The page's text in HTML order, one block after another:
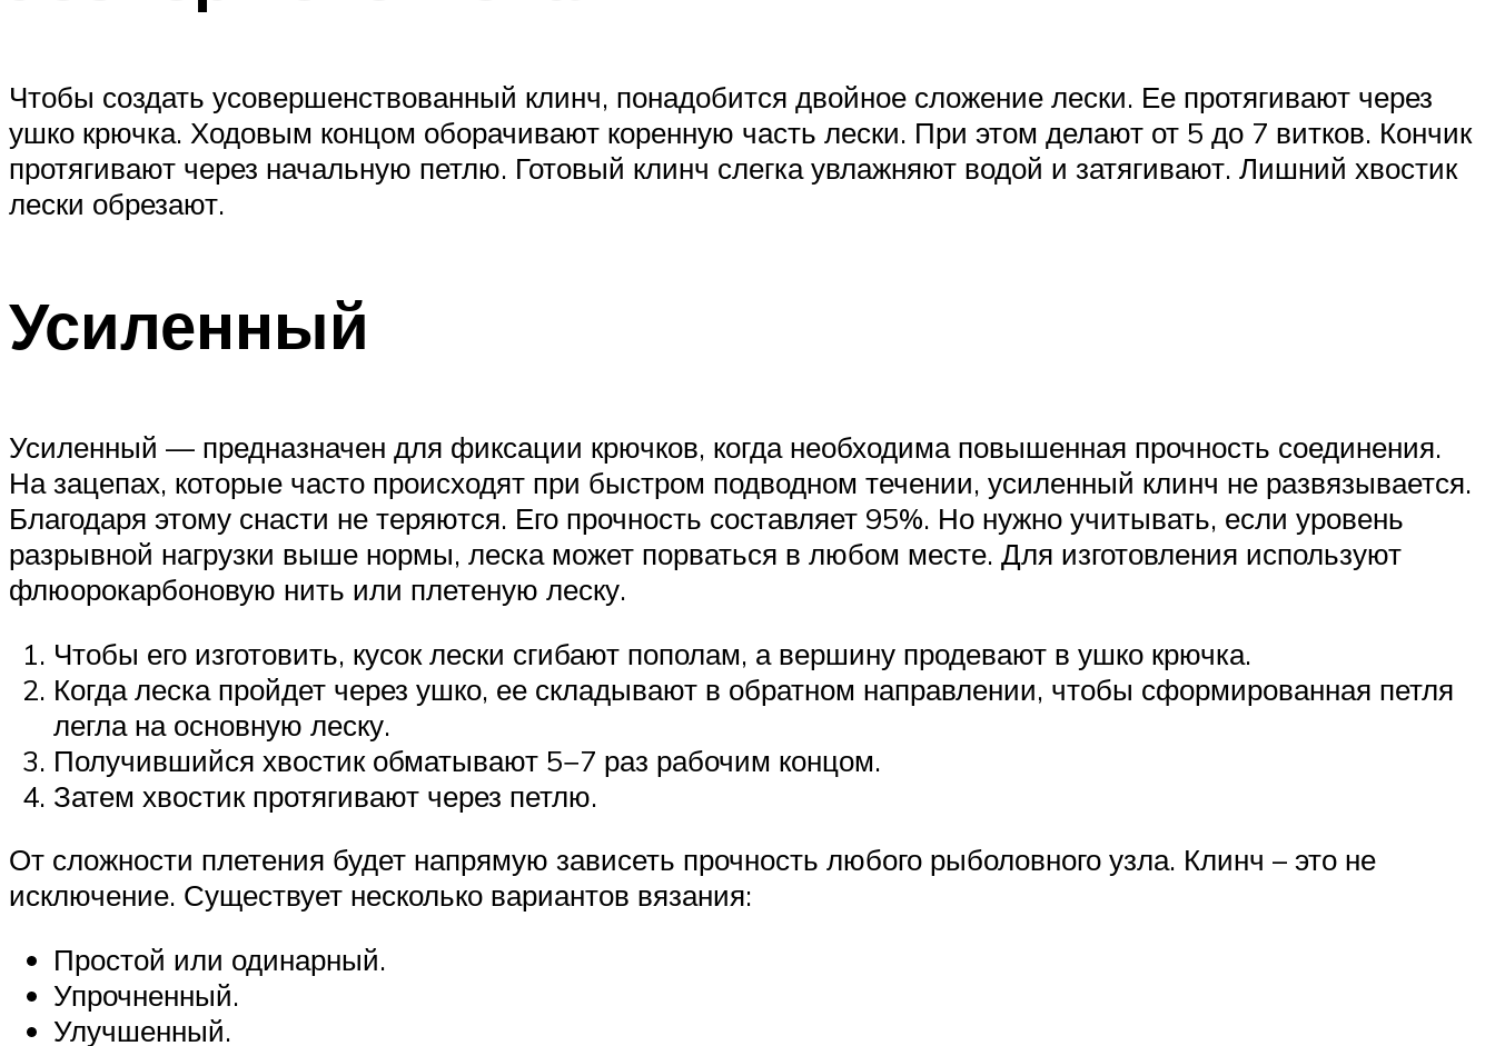
Чтобы создать усовершенствованный клинч, понадобится двойное сложение лески. Ее протягивают через
ушко крючка. Ходовым концом оборачивают коренную часть лески. При этом делают от 5 до 7 витков. Кончик
протягивают через начальную петлю. Готовый клинч слегка увлажняют водой и затягивают. Лишний хвостик
лески обрезают.
Усиленный
Усиленный — предназначен для фиксации крючков, когда необходима повышенная прочность соединения.
На зацепах, которые часто происходят при быстром подводном течении, усиленный клинч не развязывается.
Благодаря этому снасти не теряются. Его прочность составляет 95%. Но нужно учитывать, если уровень
разрывной нагрузки выше нормы, леска может порваться в любом месте. Для изготовления используют
флюорокарбоновую нить или плетеную леску.
Чтобы его изготовить, кусок лески сгибают пополам, а вершину продевают в ушко крючка.
Когда леска пройдет через ушко, ее складывают в обратном направлении, чтобы сформированная петля
легла на основную леску.
Получившийся хвостик обматывают 5−7 раз рабочим концом.
Затем хвостик протягивают через петлю.
От сложности плетения будет напрямую зависеть прочность любого рыболовного узла. Клинч – это не
исключение. Существует несколько вариантов вязания:
Простой или одинарный.
Упрочненный.
Улучшенный.